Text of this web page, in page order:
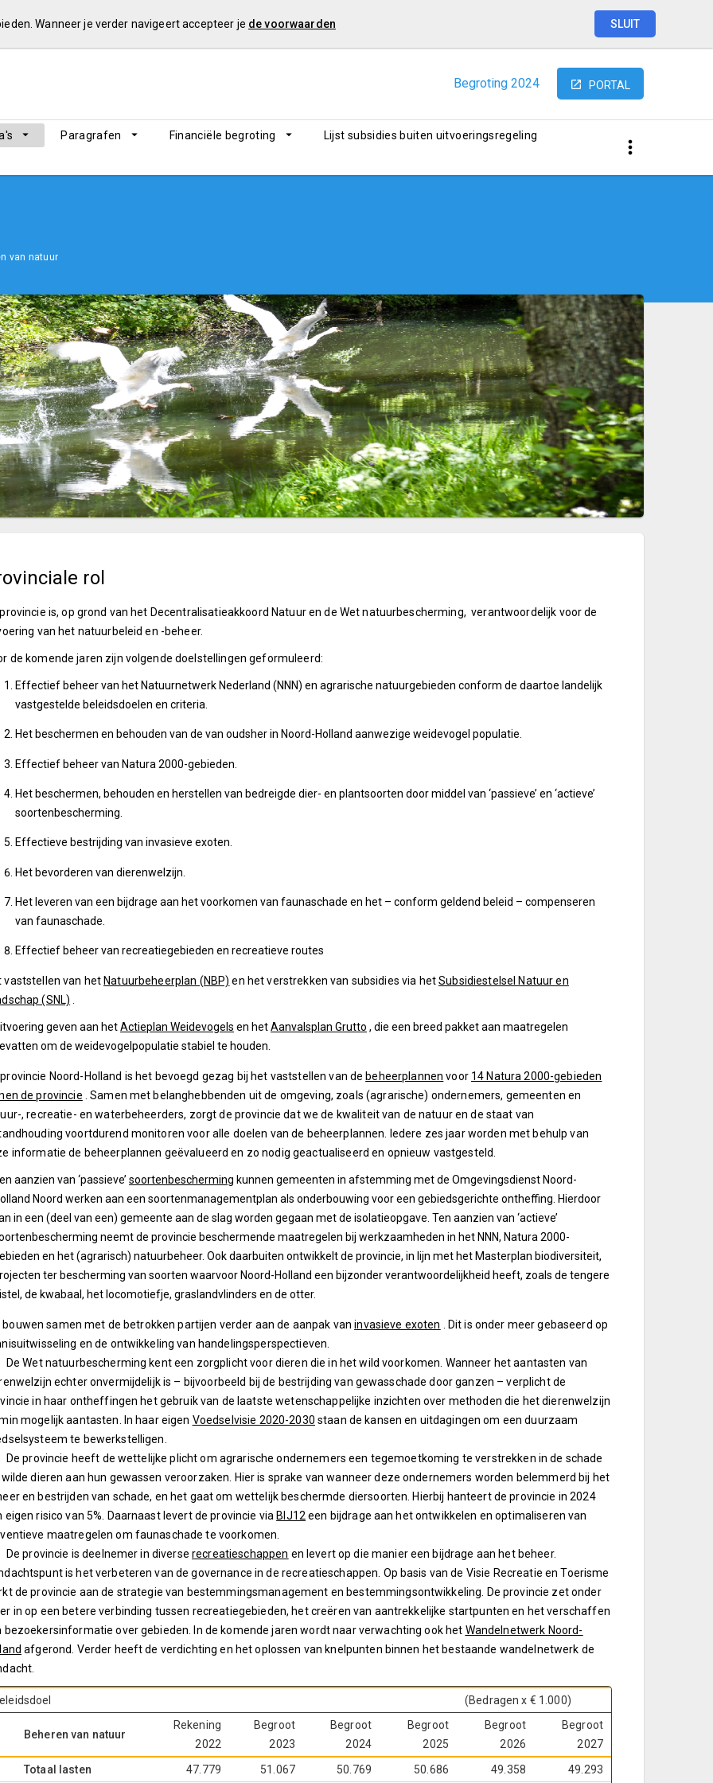
Wanneer je verder navigeert accepteer je de voorwaarden SLUIT
Begroting 2024 PORTAL
Paragrafen Financiële begroting
Lijst subsidies buiten uitvoeringsregeling
van natuur
rol
provincie is, op grond van het Decentralisatieakkoord Natuur en de Wet natuurbescherming, verantwoordelijk voor de
van het natuurbeleid en -beheer.
de komende jaren zijn volgende doelstellingen geformuleerd:
Effectief beheer van het Natuurnetwerk Nederland (NNN) en agrarische natuurgebieden conform de daartoe landelijk
vastgestelde beleidsdoelen en criteria.
Het beschermen en behouden van de van oudsher in Noord-Holland aanwezige weidevogel populatie.
Effectief beheer van Natura 2000-gebieden.
Het beschermen, behouden en herstellen van bedreigde dier- en plantsoorten door middel van ‘passieve’ en ‘actieve’
soortenbescherming.
Effectieve bestrijding van invasieve exoten.
Het bevorderen van dierenwelzijn.
Het leveren van een bijdrage aan het voorkomen van faunaschade en het – conform geldend beleid – compenseren
van faunaschade.
Effectief beheer van recreatiegebieden en recreatieve routes
vaststellen van het Natuurbeheerplan (NBP) en het verstrekken van subsidies via hetSubsidiestelsel Natuur en
(SNL) .
geven aan hetActieplan Weidevogels en hetAanvalsplan Grutto , die een breed pakket aan maatregelen
om de weidevogelpopulatie stabiel te houden.
Noord-Holland is het bevoegd gezag bij het vaststellen van de beheerplannen voor 14 Natura 2000-gebieden
de provincie . Samen met belanghebbenden uit de omgeving, zoals (agrarische) ondernemers, gemeenten en
, recreatie- en waterbeheerders, zorgt de provincie dat we de kwaliteit van de natuur en de staat van
voortdurend monitoren voor alle doelen van de beheerplannen. Iedere zes jaar worden met behulp van
informatie de beheerplannen geëvalueerd en zo nodig geactualiseerd en opnieuw vastgesteld.
aanzien van ‘passieve’ soortenbescherming kunnen gemeenten in afstemming met de Omgevingsdienst Noord-
Noord werken aan een soortenmanagementplan als onderbouwing voor een gebiedsgerichte ontheffing. Hierdoor
in een (deel van een) gemeente aan de slag worden gegaan met de isolatieopgave. Ten aanzien van ‘actieve’
neemt de provincie beschermende maatregelen bij werkzaamheden in het NNN, Natura 2000-
en het (agrarisch) natuurbeheer. Ook daarbuiten ontwikkelt de provincie, in lijn met het Masterplan biodiversiteit,
ter bescherming van soorten waarvoor Noord-Holland een bijzonder verantwoordelijkheid heeft, zoals de tengere
de kwabaal, het locomotiefje, graslandvlinders en de otter.
samen met de betrokken partijen verder aan de aanpak vaninvasieve exoten . Dit is onder meer gebaseerd op
en de ontwikkeling van handelingsperspectieven.
De Wet natuurbescherming kent een zorgplicht voor dieren die in het wild voorkomen. Wanneer het aantasten van
echter onvermijdelijk is – bijvoorbeeld bij de bestrijding van gewasschade door ganzen – verplicht de
in haar ontheffingen het gebruik van de laatste wetenschappelijke inzichten over methoden die het dierenwelzijn
mogelijk aantasten. In haar eigen Voedselvisie 2020-2030 staan de kansen en uitdagingen om een duurzaam
te bewerkstelligen.
De provincie heeft de wettelijke plicht om agrarische ondernemers een tegemoetkoming te verstrekken in de schade
dieren aan hun gewassen veroorzaken. Hier is sprake van wanneer deze ondernemers worden belemmerd bij het
en bestrijden van schade, en het gaat om wettelijk beschermde diersoorten. Hierbij hanteert de provincie in 2024
eigen risico van 5%. Daarnaast levert de provincie via BIJ12een bijdrage aan het ontwikkelen en optimaliseren van
maatregelen om faunaschade te voorkomen.
De provincie is deelnemer in diverserecreatieschappen en levert op die manier een bijdrage aan het beheer.
is het verbeteren van de governance in de recreatieschappen. Op basis van de Visie Recreatie en Toerisme
de provincie aan de strategie van bestemmingsmanagement en bestemmingsontwikkeling. De provincie zet onder
in op een betere verbinding tussen recreatiegebieden, het creëren van aantrekkelijke startpunten en het verschaffen
bezoekersinformatie over gebieden. In de komende jaren wordt naar verwachting ook het Wandelnetwerk Noord-
afgerond. Verder heeft de verdichting en het oplossen van knelpunten binnen het bestaande wandelnetwerk de
(Bedragen x € 1.000)
Beheren van natuur
Rekening
2022
Begroot
2023
Begroot
2024
Begroot
2025
Begroot
2026
Begroot
2027
Totaal lasten
47.779 51.067 50.769 50.686 49.358 49.293